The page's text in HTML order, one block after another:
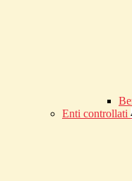
Enti controllati